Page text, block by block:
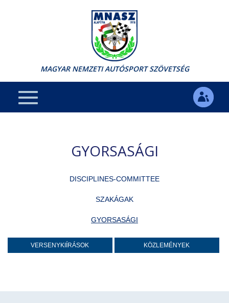
MAGYAR NEMZETI AUTÓSPORT SZÖVETSÉG
GYORSASÁGI
DISCIPLINES-COMMITTEE
SZAKÁGAK
GYORSASÁGI
VERSENYKIÍRÁSOK KÖZLEMÉNYEK